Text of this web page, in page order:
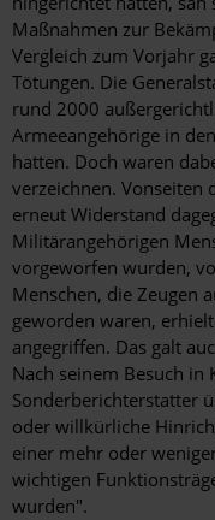
Maßnahmen zur
Vergleich zum Vorjahr
Tötungen. Die
rund 2000
Armeeangehörige in
hatten. Doch waren
verzeichnen. Vonseiten
erneut Widerstand
Militärangehörigen
vorgeworfen wurden,
Menschen, die Zeugen
geworden waren,
angegriffen. Das galt
Nach seinem Besuch
Sonderberichterstatter
oder willkürliche
einer mehr oder
wichtigen
wurden".